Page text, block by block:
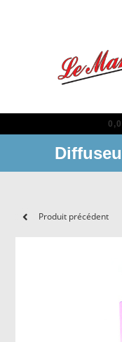
Produit précédent